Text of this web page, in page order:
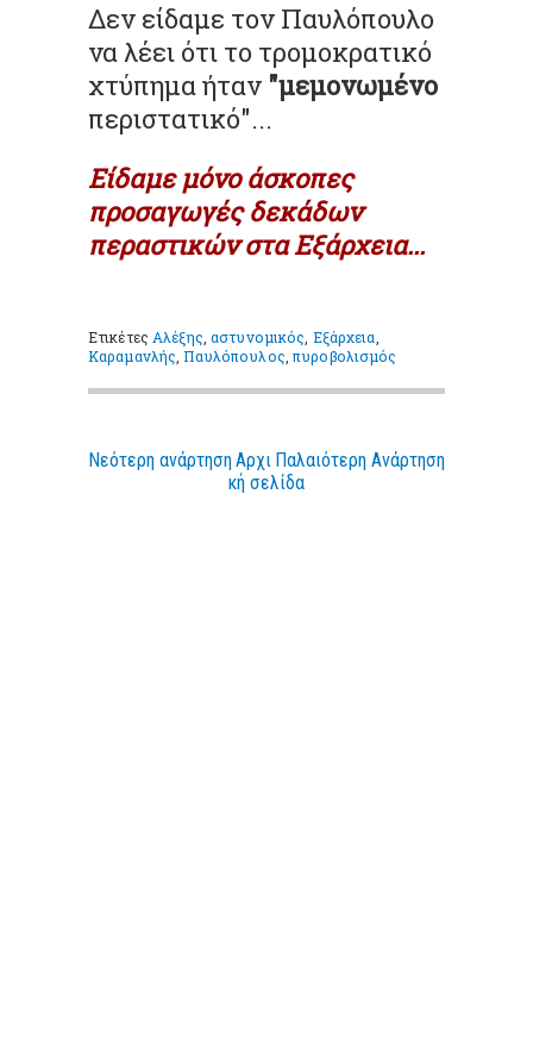
Δεν είδαμε τον Παυλόπουλο
να λέει ότι το τρομοκρατικό
χτύπημα ήταν "μεμονωμένο
περιστατικό"...
Είδαμε μόνο άσκοπες
προσαγωγές δεκάδων
περαστικών στα Εξάρχεια...
Ετικέτες Αλέξης ,αστυνομικός Εξάρχεια
Καραμανλής ,Παυλόπουλος ,πυροβολισμός
Νεότερη ανάρτηση Παλαιότερη Ανάρτηση
Αρχι
κή σελίδα